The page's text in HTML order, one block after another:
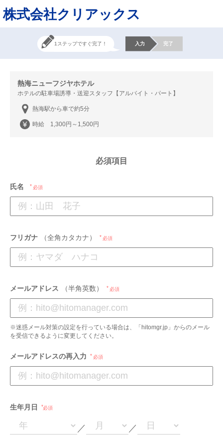
株式会社クリアックス
1ステップですぐ完了！ 入力 完了
熱海ニューフジヤホテル
ホテルの駐車場誘導・送迎スタッフ【アルバイト・パート】
熱海駅から車で約5分
時給 1,300円～1,500円
必須項目
氏名 必須
フリガナ （全角カタカナ） 必須
メールアドレス （半角英数） 必須
※迷惑メール対策の設定を行っている場合は、「hitomgr.jp」からのメール
を受信できるように変更してください。
メールアドレスの再入力 必須
生年月日 必須
／ ／